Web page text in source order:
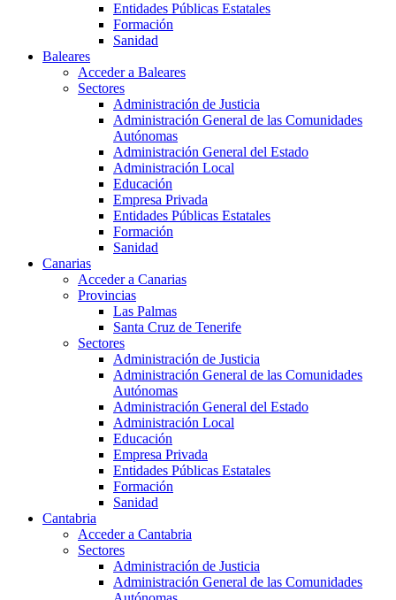
Entidades Públicas Estatales
Formación
Sanidad
Baleares
Acceder a Baleares
Sectores
Administración de Justicia
Administración General de las Comunidades
Autónomas
Administración General del Estado
Administración Local
Educación
Empresa Privada
Entidades Públicas Estatales
Formación
Sanidad
Canarias
Acceder a Canarias
Provincias
Las Palmas
Santa Cruz de Tenerife
Sectores
Administración de Justicia
Administración General de las Comunidades
Autónomas
Administración General del Estado
Administración Local
Educación
Empresa Privada
Entidades Públicas Estatales
Formación
Sanidad
Cantabria
Acceder a Cantabria
Sectores
Administración de Justicia
Administración General de las Comunidades